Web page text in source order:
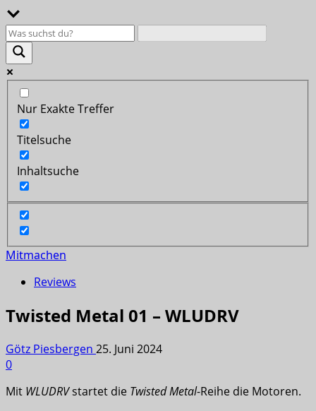
Nur Exakte Treffer
Titelsuche
Inhaltsuche
Mitmachen
Reviews
Twisted Metal 01 – WLUDRV
Götz Piesbergen 25. Juni 2024
0
Mit WLUDRVstartet die Twisted Metal-Reihe die Motoren.